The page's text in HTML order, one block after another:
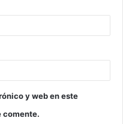
y web en este
comente.